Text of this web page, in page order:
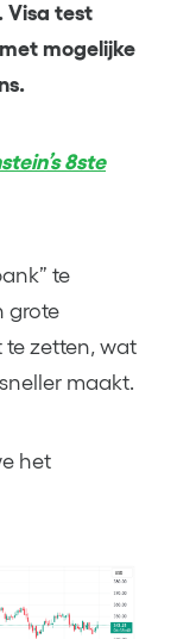
Visa test
met mogelijke
8ste
te
grote
te zetten, wat
maakt.
het